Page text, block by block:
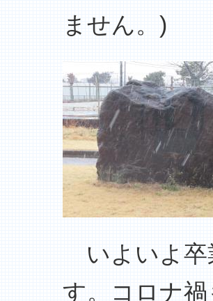
ません。)
いよいよ卒
す。コロナ